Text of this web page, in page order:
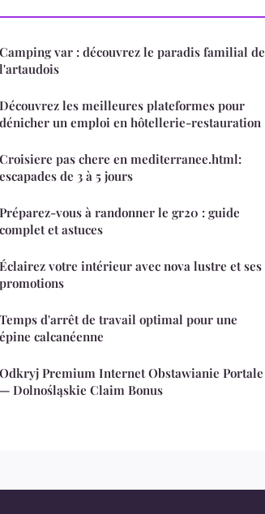
Camping var : découvrez le paradis familial de
l'artaudois
Découvrez les meilleures plateformes pour
dénicher un emploi en hôtellerie-restauration
Croisiere pas chere en mediterranee.html:
escapades de 3 à 5 jours
Préparez-vous à randonner le gr20 : guide
complet et astuces
Éclairez votre intérieur avec nova lustre et ses
promotions
Temps d'arrêt de travail optimal pour une
épine calcanéenne
Odkryj Premium Internet Obstawianie Portale
— Dolnośląskie Claim Bonus